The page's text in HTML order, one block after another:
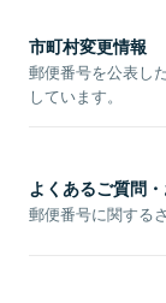
市町村変更情報
郵便番号を公表し
しています。
よくあるご質問
郵便番号に関する